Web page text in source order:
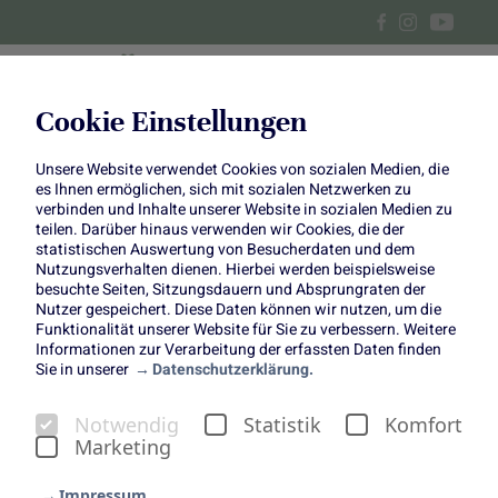
Cookie Einstellungen
Unsere Website verwendet Cookies von sozialen Medien, die
es Ihnen ermöglichen, sich mit sozialen Netzwerken zu
verbinden und Inhalte unserer Website in sozialen Medien zu
teilen. Darüber hinaus verwenden wir Cookies, die der
statistischen Auswertung von Besucherdaten und dem
Nutzungsverhalten dienen. Hierbei werden beispielsweise
besuchte Seiten, Sitzungsdauern und Absprungraten der
Nutzer gespeichert. Diese Daten können wir nutzen, um die
Funktionalität unserer Website für Sie zu verbessern. Weitere
Informationen zur Verarbeitung der erfassten Daten finden
Sie in unserer
Datenschutzerklärung.
Notwendig Statistik
Komfort
Marketing
Gelbe Obst- und Gemüse-
Vielfalt
Obst und Gemüse gibt es in nahezu allen Farben und
Nuancen des Regenbogens. Mit unserer Jahreskampagne